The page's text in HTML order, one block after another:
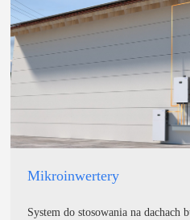
Mikroinwertery
System do stosowania na dachach